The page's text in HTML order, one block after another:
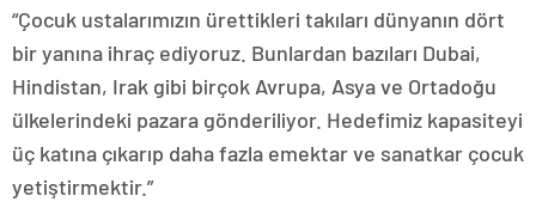
“Çocuk ustalarımızın ürettikleri takıları dünyanın dört
bir yanına ihraç ediyoruz. Bunlardan bazıları Dubai,
Hindistan, Irak gibi birçok Avrupa, Asya ve Ortadoğu
ülkelerindeki pazara gönderiliyor. Hedefimiz kapasiteyi
üç katına çıkarıp daha fazla emektar ve sanatkar çocuk
yetiştirmektir.”